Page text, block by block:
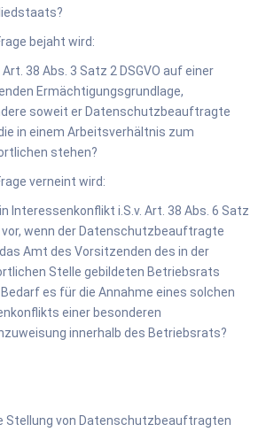
bejaht wird:
38 Abs. 3 Satz 2 DSGVO auf einer
Ermächtigungsgrundlage,
soweit er Datenschutzbeauftragte
in einem Arbeitsverhältnis zum
stehen?
verneint wird:
Interessenkonflikt i.S.v. Art. 38 Abs. 6 Satz
vor, wenn der Datenschutzbeauftragte
Amt des Vorsitzenden des in der
Stelle gebildeten Betriebsrats
es für die Annahme eines solchen
einer besonderen
innerhalb des Betriebsrats?
Stellung von Datenschutzbeauftragten